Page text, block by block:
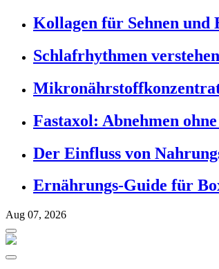
Kollagen für Sehnen und
Schlafrhythmen
Fastaxol: Abnehmen
Der Einfluss von
Ernährungs-Guide für
Aug 07, 2026